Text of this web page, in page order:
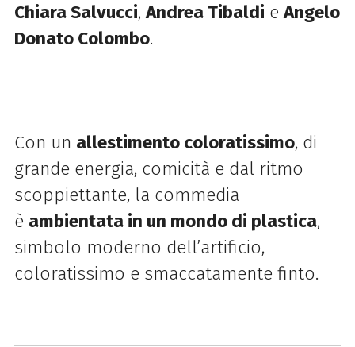
Chiara Salvucci,Andrea Tibaldi eAngelo
Donato Colombo.
Con un allestimento coloratissimo, di
grande energia, comicità e dal ritmo
scoppiettante, la commedia
è ambientata in un mondo di plastica,
simbolo moderno dell’artificio,
coloratissimo e smaccatamente finto.